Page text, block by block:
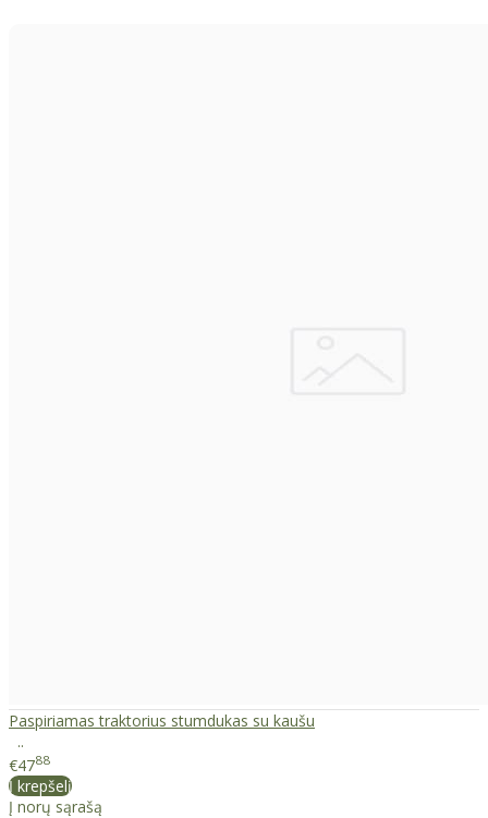
Paspiriamas traktorius stumdukas su kaušu
..
€4788
Į krepšelį
Į norų sąrašą